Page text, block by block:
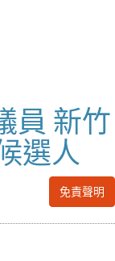
員 新竹
選人
免責聲明